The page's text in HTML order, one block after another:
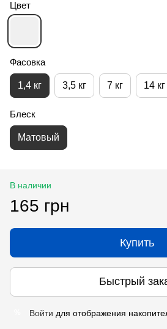
Цвет
Фасовка
1,4 кг 3,5 кг 7 кг 14 кг
Блеск
Матовый
В наличии
165 грн
Купить
Быстрый
Войти для отображения